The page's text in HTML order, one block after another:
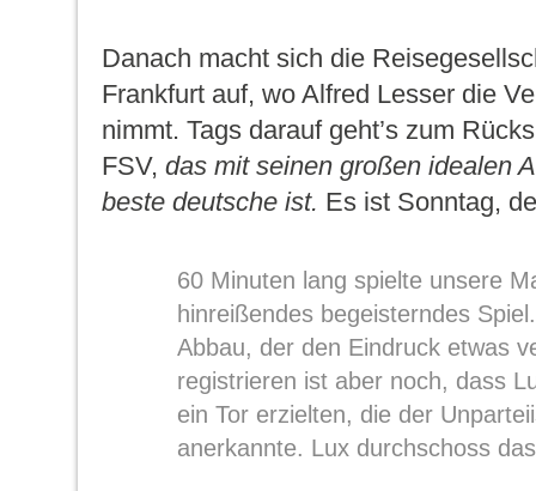
Danach macht sich die
Frankfurt auf, wo Alfred Lesser die
nimmt. Tags darauf geht’s zum
FSV, das mit seinen großen idealen
beste deutsche ist. Es ist Sonntag,
60 Minuten lang spielte unsere
hinreißendes begeisterndes
Abbau, der den Eindruck etwas
registrieren ist aber noch, dass
ein Tor erzielten, die der
anerkannte. Lux durchschoss